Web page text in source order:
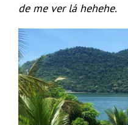
de me ver lá hehehe.